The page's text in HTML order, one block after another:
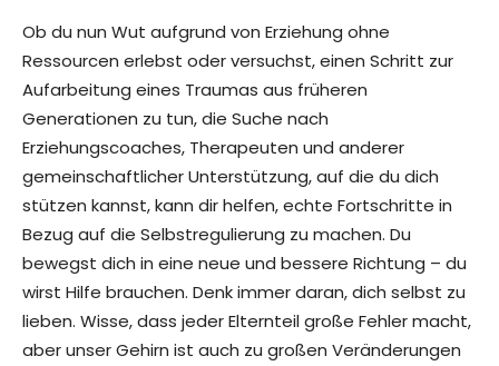
Ob du nun Wut aufgrund von Erziehung ohne
Ressourcen erlebst oder versuchst, einen Schritt zur
Aufarbeitung eines Traumas aus früheren
Generationen zu tun, die Suche nach
Erziehungscoaches, Therapeuten und anderer
gemeinschaftlicher Unterstützung, auf die du dich
stützen kannst, kann dir helfen, echte Fortschritte in
Bezug auf die Selbstregulierung zu machen. Du
bewegst dich in eine neue und bessere Richtung – du
wirst Hilfe brauchen. Denk immer daran, dich selbst zu
lieben. Wisse, dass jeder Elternteil große Fehler macht,
aber unser Gehirn ist auch zu großen Veränderungen